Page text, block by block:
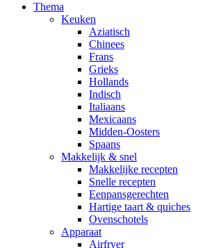
Thema
Keuken
Aziatisch
Chinees
Frans
Grieks
Hollands
Indisch
Italiaans
Mexicaans
Midden-Oosters
Spaans
Makkelijk & snel
Makkelijke recepten
Snelle recepten
Eenpansgerechten
Hartige taart & quiches
Ovenschotels
Apparaat
Airfryer